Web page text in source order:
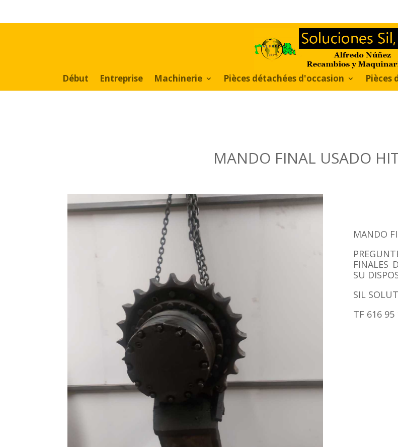
Début Entreprise Machinerie Pièces détachées d'occasion Pièces
MANDO FINAL USADO
MANDO
FINALES
SU
SIL
TF 616 95